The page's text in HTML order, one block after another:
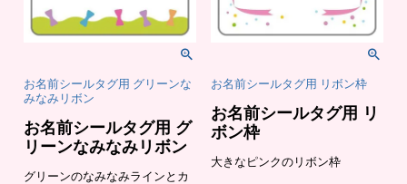
お名前シールタグ用 グリーンな
みなみリボン
お名前シールタグ用 グ
リーンなみなみリボン
グリーンのなみなみラインとカ
お名前シールタグ用 リボン枠
お名前シールタグ用 リ
ボン枠
大きなピンクのリボン枠